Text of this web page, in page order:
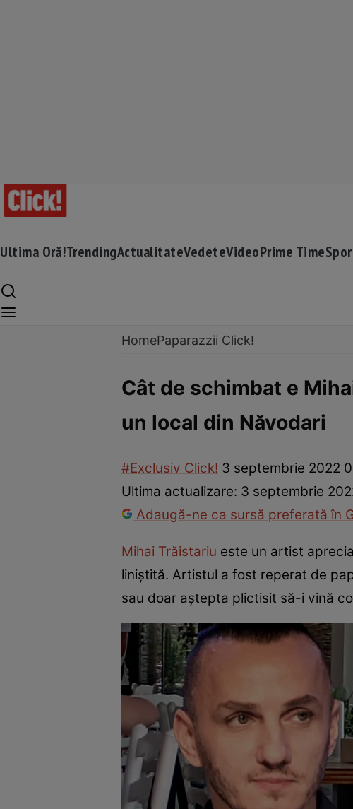
Ultima Oră!TrendingActualitateVedeteVideoPrime Time
HomePaparazzii Click!
Cât de schimbat e
un local din Năvodari
#Exclusiv Click! 3 septembrie 2022
Ultima actualizare: 3 septembrie
Adaugă-ne ca sursă preferată în
Mihai Trăistariu este un artist
liniștită. Artistul a fost reperat de
sau doar aștepta plictisit să-i vină